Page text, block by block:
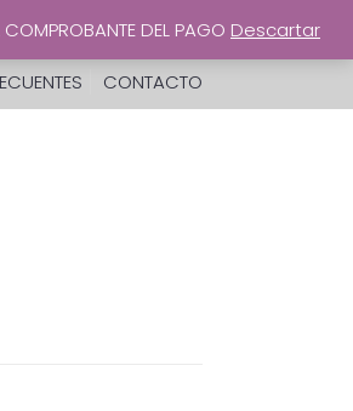
CONTACTO
DEL PAGO Descartar